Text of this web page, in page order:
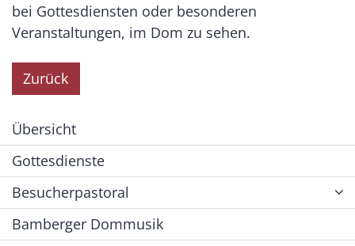
bei Gottesdiensten oder besonderen
Veranstaltungen, im Dom zu sehen.
Zurück
Übersicht
Gottesdienste
Besucherpastoral
Bamberger Dommusik